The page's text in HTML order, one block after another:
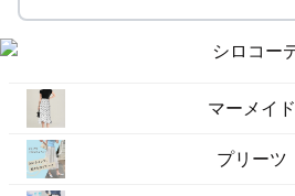
マーメイド
プリーツ